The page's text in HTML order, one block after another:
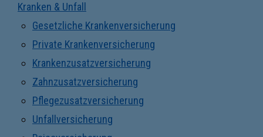
Kranken & Unfall
Gesetzliche Krankenversicherung
Private Krankenversicherung
Krankenzusatzversicherung
Zahnzusatzversicherung
Pflegezusatzversicherung
Unfallversicherung